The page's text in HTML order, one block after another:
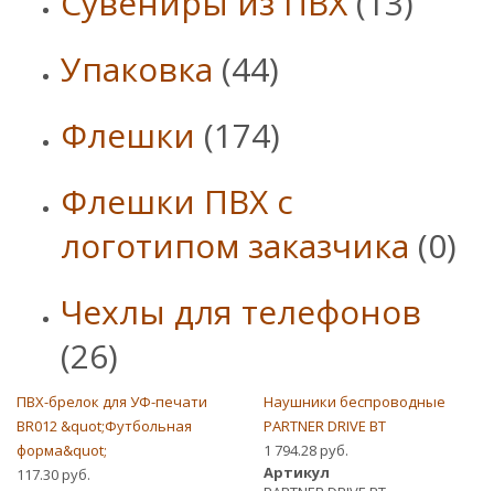
Упаковка (44)
Флешки (174)
Флешки ПВХ с
логотипом заказчика (0)
Чехлы для телефонов
(26)
ПВХ-брелок для УФ-печати
BR012 &quot;Футбольная
форма&quot;
117.30 руб.
Наушники беспроводные
PARTNER DRIVE BT
1 794.28 руб.
Артикул